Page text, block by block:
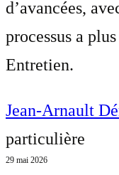
d’avancées,
processus a
Entretien.
Jean-Arnault
particulière
29 mai 2026